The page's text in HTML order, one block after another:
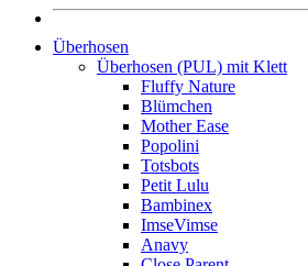
Überhosen
Überhosen (PUL) mit Klett
Fluffy Nature
Blümchen
Mother Ease
Popolini
Totsbots
Petit Lulu
Bambinex
ImseVimse
Anavy